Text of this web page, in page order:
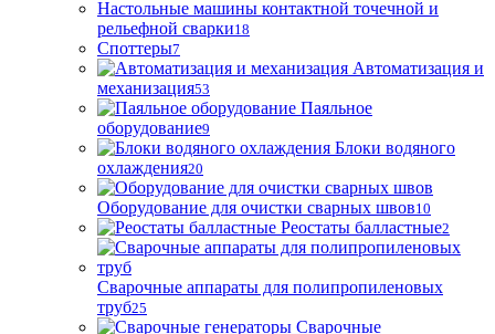
Настольные машины контактной точечной и
рельефной сварки18
Споттеры7
Автоматизация и
механизация53
Паяльное
оборудование9
Блоки водяного
охлаждения20
Оборудование для очистки сварных швов10
Реостаты балластные2
Сварочные аппараты для полипропиленовых
труб25
Сварочные